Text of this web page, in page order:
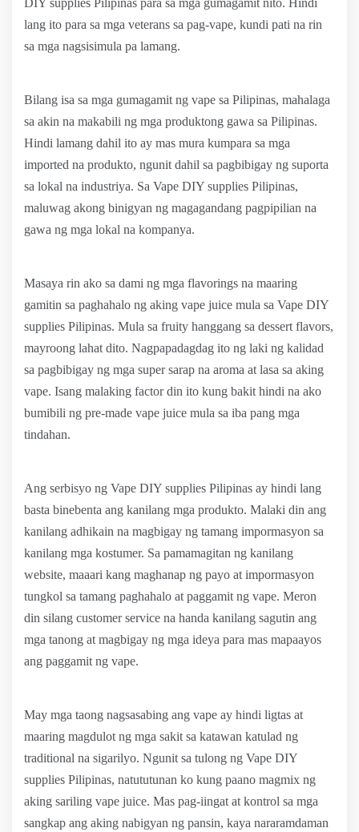
DIY supplies Pilipinas para sa mga gumagamit nito. Hindi
lang ito para sa mga veterans sa pag-vape, kundi pati na rin
sa mga nagsisimula pa lamang.
Bilang isa sa mga gumagamit ng vape sa Pilipinas, mahalaga
sa akin na makabili ng mga produktong gawa sa Pilipinas.
Hindi lamang dahil ito ay mas mura kumpara sa mga
imported na produkto, ngunit dahil sa pagbibigay ng suporta
sa lokal na industriya. Sa Vape DIY supplies Pilipinas,
maluwag akong binigyan ng magagandang pagpipilian na
gawa ng mga lokal na kompanya.
Masaya rin ako sa dami ng mga flavorings na maaring
gamitin sa paghahalo ng aking vape juice mula sa Vape DIY
supplies Pilipinas. Mula sa fruity hanggang sa dessert flavors,
mayroong lahat dito. Nagpapadagdag ito ng laki ng kalidad
sa pagbibigay ng mga super sarap na aroma at lasa sa aking
vape. Isang malaking factor din ito kung bakit hindi na ako
bumibili ng pre-made vape juice mula sa iba pang mga
tindahan.
Ang serbisyo ng Vape DIY supplies Pilipinas ay hindi lang
basta binebenta ang kanilang mga produkto. Malaki din ang
kanilang adhikain na magbigay ng tamang impormasyon sa
kanilang mga kostumer. Sa pamamagitan ng kanilang
website, maaari kang maghanap ng payo at impormasyon
tungkol sa tamang paghahalo at paggamit ng vape. Meron
din silang customer service na handa kanilang sagutin ang
mga tanong at magbigay ng mga ideya para mas mapaayos
ang paggamit ng vape.
May mga taong nagsasabing ang vape ay hindi ligtas at
maaring magdulot ng mga sakit sa katawan katulad ng
traditional na sigarilyo. Ngunit sa tulong ng Vape DIY
supplies Pilipinas, natututunan ko kung paano magmix ng
aking sariling vape juice. Mas pag-iingat at kontrol sa mga
sangkap ang aking nabigyan ng pansin, kaya nararamdaman